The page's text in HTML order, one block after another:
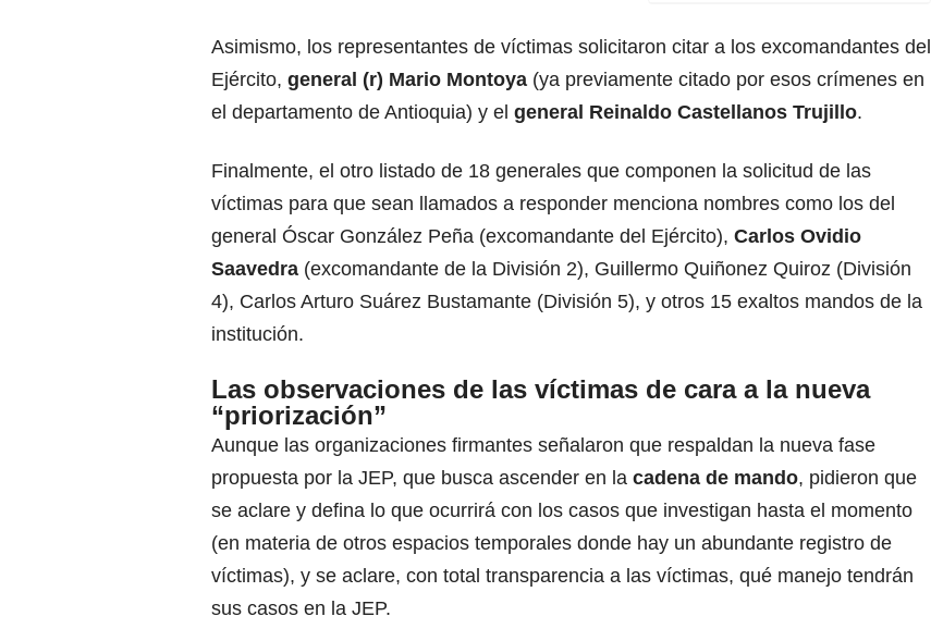
Asimismo, los representantes de víctimas solicitaron citar a los excomandantes del
Ejército, general (r) Mario Montoya (ya previamente citado por esos crímenes en
el departamento de Antioquia) y el general Reinaldo Castellanos Trujillo.
Finalmente, el otro listado de 18 generales que componen la solicitud de las
víctimas para que sean llamados a responder menciona nombres como los del
general Óscar González Peña (excomandante del Ejército), Carlos Ovidio
Saavedra (excomandante de la División 2), Guillermo Quiñonez Quiroz (División
4), Carlos Arturo Suárez Bustamante (División 5), y otros 15 exaltos mandos de la
institución.
Las observaciones de las víctimas de cara a la nueva
“priorización”
Aunque las organizaciones firmantes señalaron que respaldan la nueva fase
propuesta por la JEP, que busca ascender en la cadena de mando, pidieron que
se aclare y defina lo que ocurrirá con los casos que investigan hasta el momento
(en materia de otros espacios temporales donde hay un abundante registro de
víctimas), y se aclare, con total transparencia a las víctimas, qué manejo tendrán
sus casos en la JEP.